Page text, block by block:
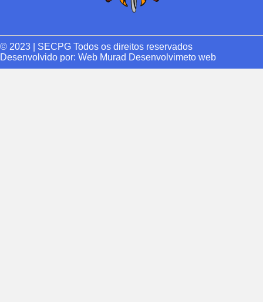
© 2023 | SECPG Todos os direitos reservados
Desenvolvido por: Web Murad Desenvolvimeto web